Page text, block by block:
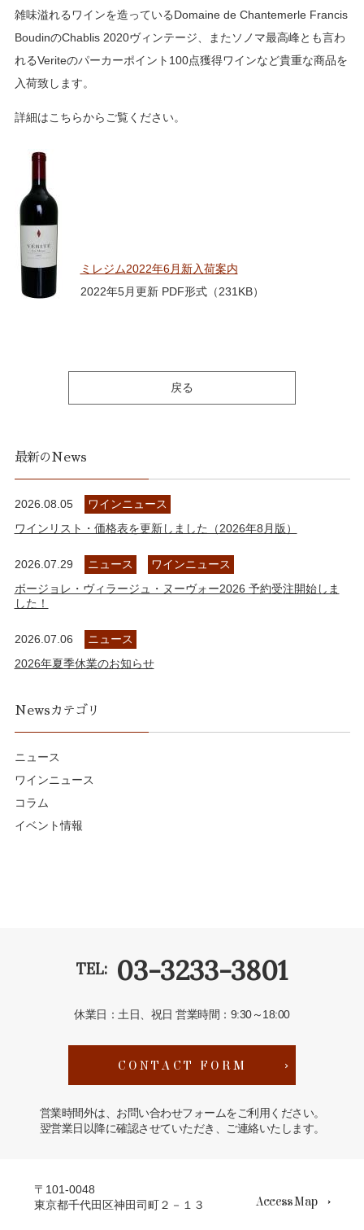
雑味溢れるワインを造っているDomaine de Chantemerle Francis
BoudinのChablis 2020ヴィンテージ、またソノマ最高峰とも言わ
れるVeriteのパーカーポイント100点獲得ワインなど貴重な商品を
入荷致します。
詳細はこちらからご覧ください。
ミレジム2022年6月新入荷案内
2022年5月更新 PDF形式（231KB）
戻る
最新のNews
2026.08.05
ワインニュース
ワインリスト・価格表を更新しました（2026年8月版）
2026.07.29 ニュース
ワインニュース
ボージョレ・ヴィラージュ・ヌーヴォー2026 予約受注開始しま
した！
2026.07.06
ニュース
2026年夏季休業のお知らせ
Newsカテゴリ
ニュース
ワインニュース
コラム
イベント情報
TEL: 03-3233-3801
休業日：土日、祝日営業時間：9:30～18:00
CONTACT FORM
営業時間外は、お問い合わせフォームをご利用ください。
翌営業日以降に確認させていただき、ご連絡いたします。
〒101-0048
東京都千代田区神田司町２－１３
Access Map